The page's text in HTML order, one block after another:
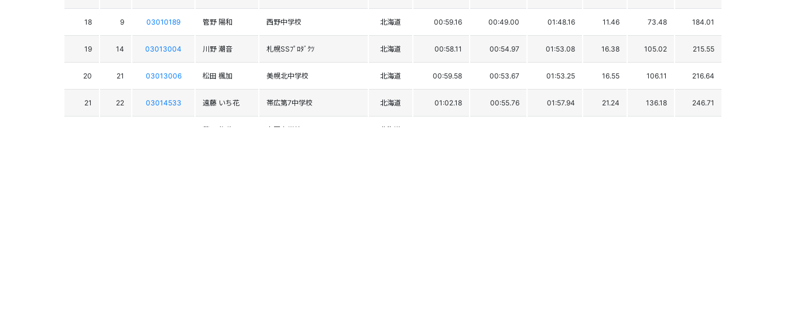
18 9 03010189 管野 陽和 西野中学校 北海道 00:59.16 00:49.00 01:48.16 11.46 73.48 184.01
19 14 03013004 川野 潮音 札幌SSﾌﾟﾛﾀﾞｸﾂ 北海道 00:58.11 00:54.97 01:53.08 16.38 105.02 215.55
20 21 03013006 松田 楓加 美幌北中学校 北海道 00:59.58 00:53.67 01:53.25 16.55 106.11 216.64
21 22 03014533 遠藤 いち花 帯広第7中学校 北海道 01:02.18 00:55.76 01:57.94 21.24 136.18 246.71
藤田 悠花 占冠中学校 北海道